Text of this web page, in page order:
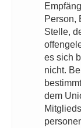
Person,
Stelle,
es sich
nicht.
dem